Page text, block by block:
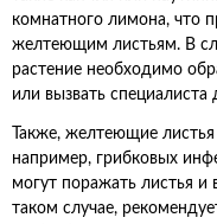
комнатного лимона, что
желтеющим листьям. В
растение необходимо
или вызвать
Также, желтеющие
например, грибковых
могут поражать листья
таком случае,